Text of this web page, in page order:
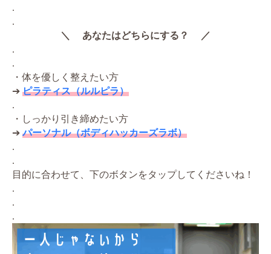
.
.
＼ あなたはどちらにする？ ／
.
.
・体を優しく整えたい方
➔ ピラティス（ルルピラ）
.
・しっかり引き締めたい方
➔パーソナル（ボディハッカーズラボ）
.
.
目的に合わせて、下のボタンをタップしてくださいね！
.
.
.